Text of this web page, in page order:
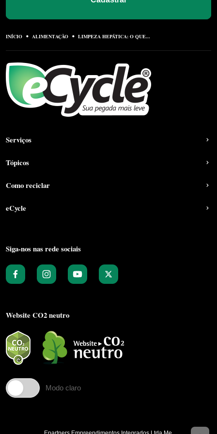
INÍCIO ALIMENTAÇÃO LIMPEZA HEPÁTICA: O QUE...
Serviços
Tópicos
Como reciclar
eCycle
Siga-nos nas rede sociais
Website CO2 neutro
Modo claro